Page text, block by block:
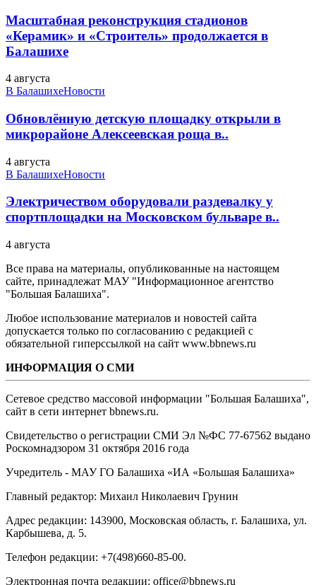
Масштабная реконструкция стадионов
«Керамик» и «Строитель» продолжается в
Балашихе
4 августа
В БалашихеНовости
Обновлённую детскую площадку открыли в
микрорайоне Алексеевская роща в..
4 августа
В БалашихеНовости
Электричеством оборудовали раздевалку у
спортплощадки на Московском бульваре в..
4 августа
Все права на материалы, опубликованные на настоящем
сайте, принадлежат МАУ "Информационное агентство
"Большая Балашиха".
Любое использование материалов и новостей сайта
допускается только по согласованию с редакцией с
обязательной гиперссылкой на сайт www.bbnews.ru
ИНФОРМАЦИЯ О СМИ
Сетевое средство массовой информации "Большая Балашиха",
сайт в сети интернет bbnews.ru.
Свидетельство о регистрации СМИ Эл №ФС ‎77-67562 выдано
Роскомнадзором 31 октября 2016 года
Учредитель - МАУ ГО Балашиха «ИА «Большая Балашиха»
Главный редактор: Михаил Николаевич Грунин
Адрес редакции: 143900, Московская область, г. Балашиха, ул.
Карбышева, д. 5.
Телефон редакции: +7(498)660-85-00.
Электронная почта редакции: office@bbnews.ru